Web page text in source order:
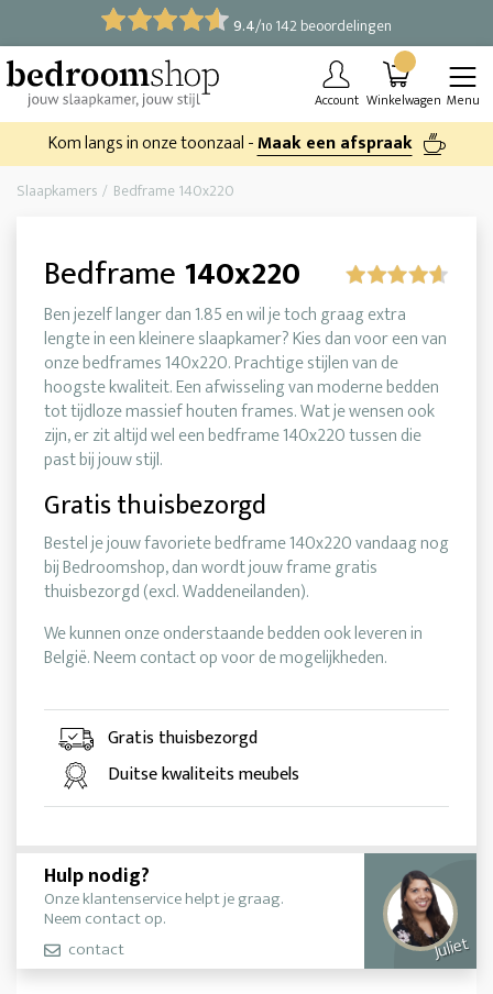
9.4/10 142 beoordelingen
Account Winkelwagen Menu
Kom langs in onze toonzaal -Maak een afspraak
Slaapkamers Bedframe 140x220
Bedframe140x220
Ben jezelf langer dan 1.85 en wil je toch graag extra
lengte in een kleinere slaapkamer? Kies dan voor een van
onze bedframes 140x220. Prachtige stijlen van de
hoogste kwaliteit. Een afwisseling van moderne bedden
tot tijdloze massief houten frames. Wat je wensen ook
zijn, er zit altijd wel een bedframe 140x220 tussen die
past bij jouw stijl.
Gratis thuisbezorgd
Bestel je jouw favoriete bedframe 140x220 vandaag nog
bij Bedroomshop, dan wordt jouw frame gratis
thuisbezorgd (excl. Waddeneilanden).
We kunnen onze onderstaande bedden ook leveren in
België. Neem contact op voor de mogelijkheden.
Gratis thuisbezorgd
Duitse kwaliteits meubels
Hulp nodig?
Onze klantenservice helpt je graag.
Neem contact op.
contact
Juliet